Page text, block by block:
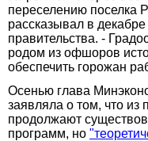
переселению поселка
рассказывал в
правительства. -
родом из офшоров
обеспечить горожан
Осенью глава
заявляла о том, что
продолжают
программ, но